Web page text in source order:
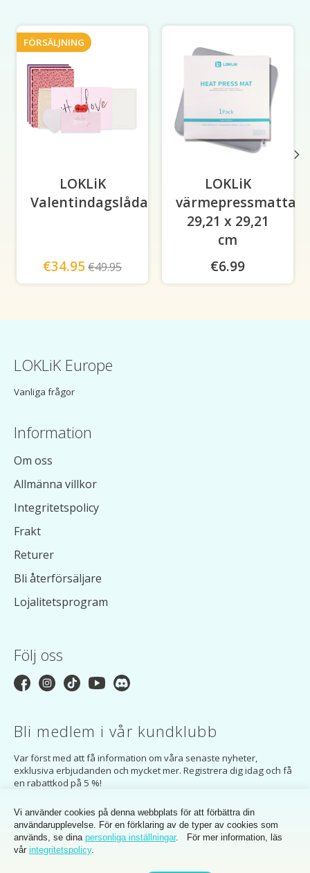
FÖRSÄLJNING
LOKLiK
Valentindagslåda
€34.95€49.95
LOKLiK
värmepressmatta
29,21 x 29,21
cm
€6.99
LOKLiK Europe
Vanliga frågor
Information
Om oss
Allmänna villkor
Integritetspolicy
Frakt
Returer
Bli återförsäljare
Lojalitetsprogram
Följ oss
Bli medlem i vår kundklubb
Var först med att få information om våra senaste nyheter,
exklusiva erbjudanden och mycket mer. Registrera dig idag och få
en rabattkod på 5 %!
PRENUMERERA
Genom att prenumerera godkänner du MakerMondo Customer Clubs
integritetspolicy.
Vi använder cookies på denna webbplats för att förbättra din
användarupplevelse. För en förklaring av de typer av cookies som
används, se dina personliga inställningar. För mer information, läs
vår integritetspolicy.